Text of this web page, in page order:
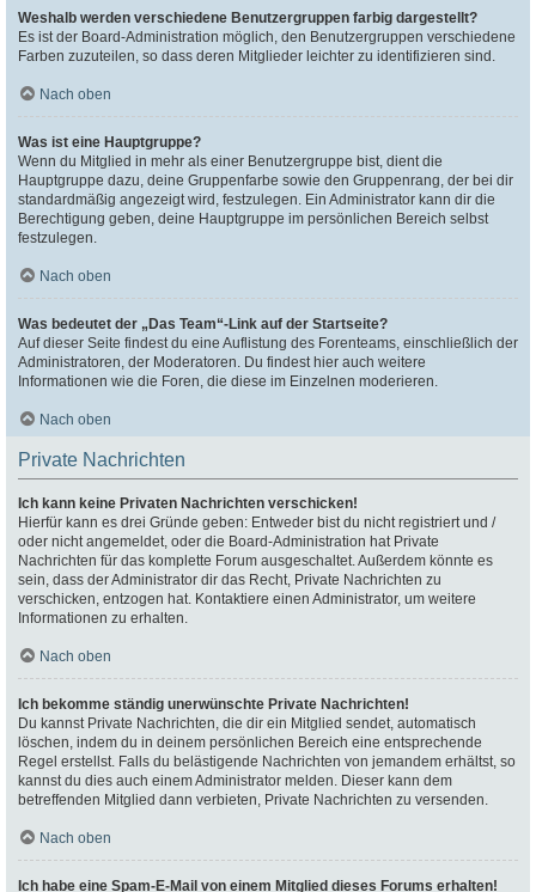
Weshalb werden verschiedene Benutzergruppen farbig dargestellt?
Es ist der Board-Administration möglich, den Benutzergruppen verschiedene
Farben zuzuteilen, so dass deren Mitglieder leichter zu identifizieren sind.
Nach oben
Was ist eine Hauptgruppe?
Wenn du Mitglied in mehr als einer Benutzergruppe bist, dient die
Hauptgruppe dazu, deine Gruppenfarbe sowie den Gruppenrang, der bei dir
standardmäßig angezeigt wird, festzulegen. Ein Administrator kann dir die
Berechtigung geben, deine Hauptgruppe im persönlichen Bereich selbst
festzulegen.
Nach oben
Was bedeutet der „Das Team“-Link auf der Startseite?
Auf dieser Seite findest du eine Auflistung des Forenteams, einschließlich der
Administratoren, der Moderatoren. Du findest hier auch weitere
Informationen wie die Foren, die diese im Einzelnen moderieren.
Nach oben
Private Nachrichten
Ich kann keine Privaten Nachrichten verschicken!
Hierfür kann es drei Gründe geben: Entweder bist du nicht registriert und /
oder nicht angemeldet, oder die Board-Administration hat Private
Nachrichten für das komplette Forum ausgeschaltet. Außerdem könnte es
sein, dass der Administrator dir das Recht, Private Nachrichten zu
verschicken, entzogen hat. Kontaktiere einen Administrator, um weitere
Informationen zu erhalten.
Nach oben
Ich bekomme ständig unerwünschte Private Nachrichten!
Du kannst Private Nachrichten, die dir ein Mitglied sendet, automatisch
löschen, indem du in deinem persönlichen Bereich eine entsprechende
Regel erstellst. Falls du belästigende Nachrichten von jemandem erhältst, so
kannst du dies auch einem Administrator melden. Dieser kann dem
betreffenden Mitglied dann verbieten, Private Nachrichten zu versenden.
Nach oben
Ich habe eine Spam-E-Mail von einem Mitglied dieses Forums erhalten!